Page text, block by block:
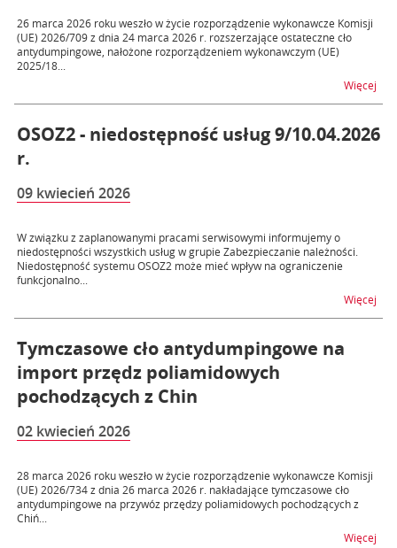
26 marca 2026 roku weszło w życie rozporządzenie wykonawcze Komisji
(UE) 2026/709 z dnia 24 marca 2026 r. rozszerzające ostateczne cło
antydumpingowe, nałożone rozporządzeniem wykonawczym (UE)
2025/18...
Więcej
OSOZ2 - niedostępność usług 9/10.04.2026
r.
09 kwiecień 2026
W związku z zaplanowanymi pracami serwisowymi informujemy o
niedostępności wszystkich usług w grupie Zabezpieczanie należności.
Niedostępność systemu OSOZ2 może mieć wpływ na ograniczenie
funkcjonalno...
Więcej
Tymczasowe cło antydumpingowe na
import przędz poliamidowych
pochodzących z Chin
02 kwiecień 2026
28 marca 2026 roku weszło w życie rozporządzenie wykonawcze Komisji
(UE) 2026/734 z dnia 26 marca 2026 r. nakładające tymczasowe cło
antydumpingowe na przywóz przędzy poliamidowych pochodzących z
Chiń...
Więcej